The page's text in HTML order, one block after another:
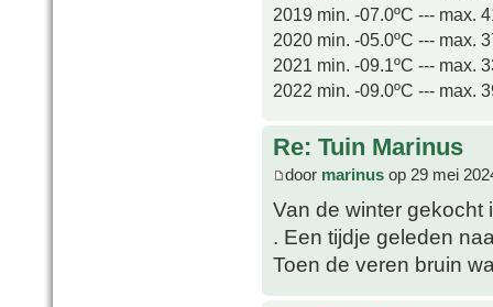
2019 min. -07.0ºC --- max.
2020 min. -05.0ºC --- max.
2021 min. -09.1ºC --- max.
2022 min. -09.0ºC --- max.
Re: Tuin Marinus
door marinus op 29 mei
Van de winter
. Een tijdje geleden
Toen de veren bruin